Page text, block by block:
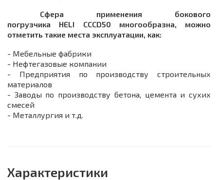
Сфера применения бокового
погрузчика HELI СССD50 многообразна, можно
отметить такие места эксплуатации, как:
- Мебельные фабрики
- Нефтегазовые компании
- Предприятия по производству строительных
материалов
- Заводы по производству бетона, цемента и сухих
смесей
- Металлургия и т.д.
Характеристики